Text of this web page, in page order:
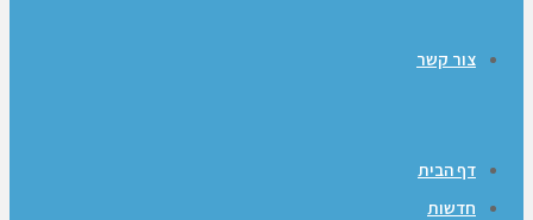
צור קשר
דף הבית
חדשות